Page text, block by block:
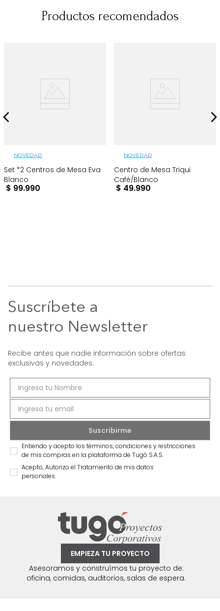
Productos recomendados
NOVEDAD
Set *2 Centros de Mesa Eva
Blanco
$ 99.990
NOVEDAD
Centro de Mesa Triqui
Café/Blanco
$ 49.990
Suscríbete a
nuestro Newsletter
Recibe antes que nadie información sobre ofertas
exclusivas y novedades.
Entiendo y acepto los términos, condiciones y restricciones
de mis compras en la plataforma de Tugó S.A.S.
Acepto, Autorizo el Tratamiento de mis datos
personales.
EMPIEZA TU PROYECTO
Asesoramos y construímos tu proyecto de:
oficina, comidas, auditorios, salas de espera.